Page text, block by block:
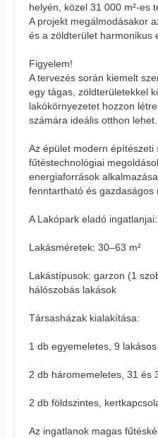
helyén, közel 31 000 m²-es
A projekt megálmodásakor
és a zöldterület harmonikus
Figyelem!
A tervezés során kiemelt
egy tágas, zöldterületekkel
lakókörnyezetet hozzon
számára ideális otthon lehet.
Az épület modern
fűtéstechnológiai
energiaforrások
fenntartható és gazdaságos
A Lakópark eladó ingatlanjai:
Lakásméretek: 30–63 m²
Lakástípusok: garzon (1
hálószobás lakások
Társasházak kialakítása:
1 db egyemeletes, 9
2 db háromemeletes, 31 és
2 db földszintes,
Az ingatlanok magas